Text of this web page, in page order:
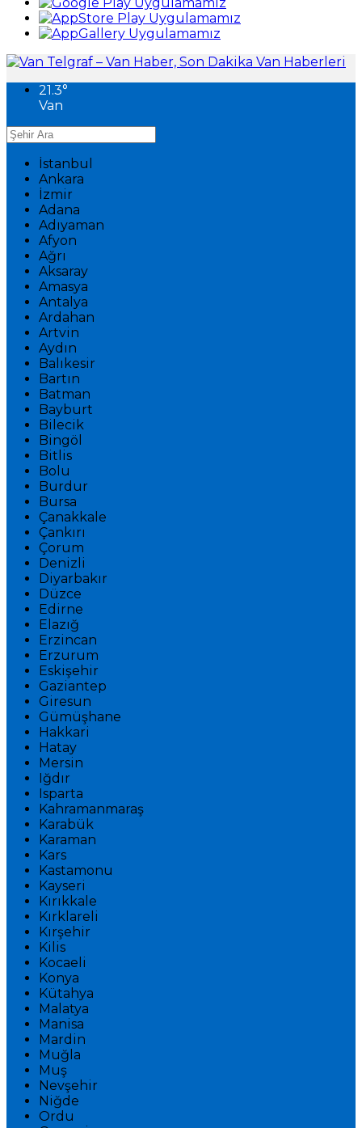
21.3°
Van
İstanbul
Ankara
İzmir
Adana
Adıyaman
Afyon
Ağrı
Aksaray
Amasya
Antalya
Ardahan
Artvin
Aydın
Balıkesir
Bartın
Batman
Bayburt
Bilecik
Bingöl
Bitlis
Bolu
Burdur
Bursa
Çanakkale
Çankırı
Çorum
Denizli
Diyarbakır
Düzce
Edirne
Elazığ
Erzincan
Erzurum
Eskişehir
Gaziantep
Giresun
Gümüşhane
Hakkari
Hatay
Mersin
Iğdır
Isparta
Kahramanmaraş
Karabük
Karaman
Kars
Kastamonu
Kayseri
Kırıkkale
Kırklareli
Kırşehir
Kilis
Kocaeli
Konya
Kütahya
Malatya
Manisa
Mardin
Muğla
Muş
Nevşehir
Niğde
Ordu